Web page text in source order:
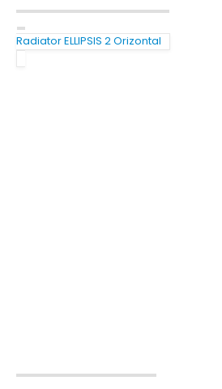
Radiator ELLIPSIS 2 Orizontal